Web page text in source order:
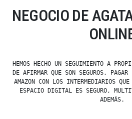
NEGOCIO DE
HEMOS HECHO UN SEGUIMIENTO A
DE AFIRMAR QUE SON SEGUROS,
AMAZON CON LOS INTERMEDIARIOS
ESPACIO DIGITAL ES SEGURO,
ADEMÁS.